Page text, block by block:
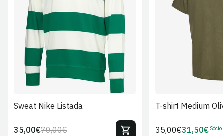
S XL 2XL
Sweat Nike Listada
Preço
70,00€Preço
35,00€
T-shirt Medium
Preço
35,00€Preço
31,50€ Sócio